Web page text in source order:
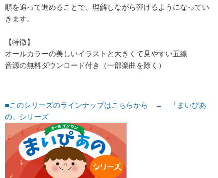
順を追って進めることで、理解しながら弾けるようになってい
きます。
【特徴】
オールカラーの美しいイラストと大きくて見やすい五線
音源の無料ダウンロード付き（一部楽曲を除く）
■このシリーズのラインナップはこちらから → 「まいぴあ
の」シリーズ